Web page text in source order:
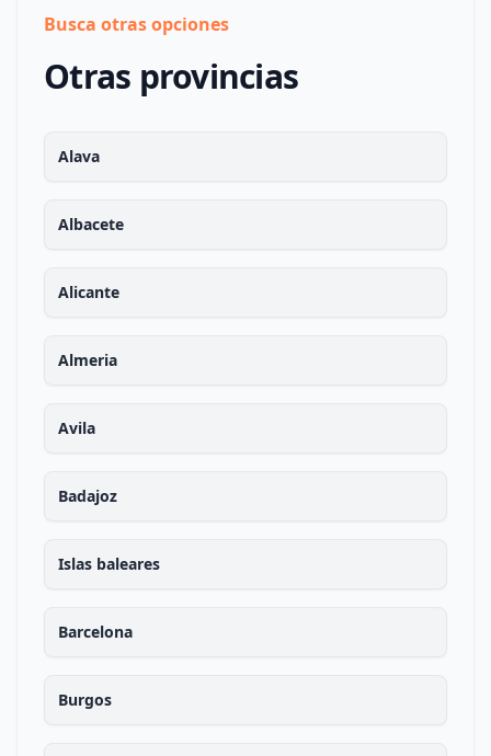
Busca otras opciones
Otras provincias
Alava
Albacete
Alicante
Almeria
Avila
Badajoz
Islas baleares
Barcelona
Burgos